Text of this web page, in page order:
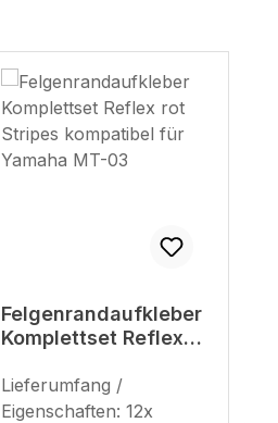
Felgenrandaufkleber
Komplettset Reflex
kompatibel für
Yamaha MT-03
Lieferumfang /
Eigenschaften: 12x